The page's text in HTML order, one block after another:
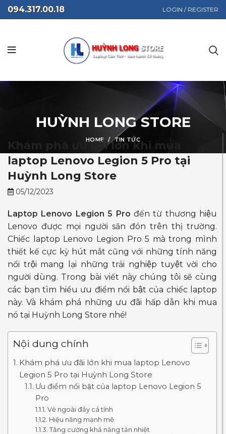
094.317.00.18 LOGIN / REGISTER
HUỲNH LONG STORE
HOME TIN TỨC
Khám phá ưu đãi lớn khi mua
laptop Lenovo Legion 5 Pro tại
Huỳnh Long Store
05/12/2023
Laptop Lenovo Legion 5 Pro đến từ thương hiệu
Lenovo được mọi người săn đón trên thị trường.
Chiếc laptop Lenovo Legion Pro 5 mà trong mình
thiết kế cực kỳ hút mắt cũng với những tính năng
nổi trội mang lại những trải nghiệp tuyệt vời cho
người dùng. Trong bài viết này chúng tôi sẽ cùng
các bạn tìm hiểu ưu điểm nổi bật của chiếc laptop
này. Và khám phá những ưu đãi hấp dẫn khi mua
nó tại Huỳnh Long Store nhé!
Nội dung chính
Khám phá ưu đãi lớn khi mua laptop Lenovo
Legion 5 Pro tại Huỳnh Long Store
Ưu điểm nổi bật của laptop Lenovo Legion 5
Pro
Vẻ ngoài đầy cá tính
Hiệu năng mạnh mẽ
Tăng cường khả năng tản nhiệt